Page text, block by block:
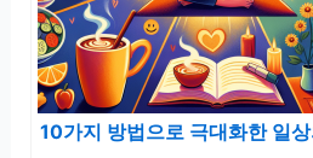
10가지 방법으로 극대화한 일